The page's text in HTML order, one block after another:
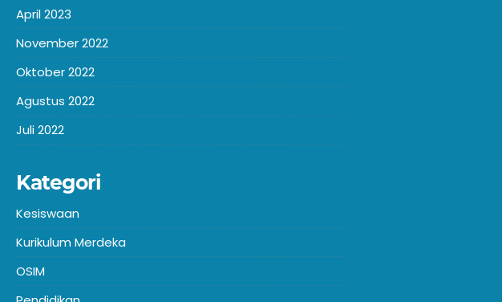
April 2023
November 2022
Oktober 2022
Agustus 2022
Juli 2022
Kategori
Kesiswaan
Kurikulum Merdeka
OSIM